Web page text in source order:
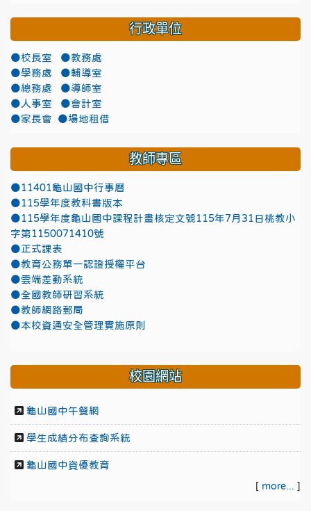
行政單位
●校長室
●教務處
●學務處
●輔導室
●總務處
●導師室
●人事室
●會計室
●家長會
●場地租借
教師專區
●11401龜山國中行事曆
●115學年度教科書版本
●115學年度龜山國中課程計畫核定文號115年7月31日桃教小
字第1150071410號
●正式課表
●教育公務單一認證授權平台
●雲端差勤系統
●全國教師研習系統
●教師網路郵局
●本校資通安全管理實施原則
校園網站
龜山國中午餐網
學生成績分布查詢系統
龜山國中資優教育
[ more... ]